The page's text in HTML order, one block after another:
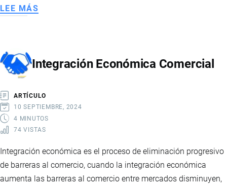
LEE MÁS
INTERNACIONAL
Integración Económica Comercial
ARTÍCULO
10 SEPTIEMBRE, 2024
4 MINUTOS
74 VISTAS
Integración económica es el proceso de eliminación progresivo
de barreras al comercio, cuando la integración económica
aumenta las barreras al comercio entre mercados disminuyen,